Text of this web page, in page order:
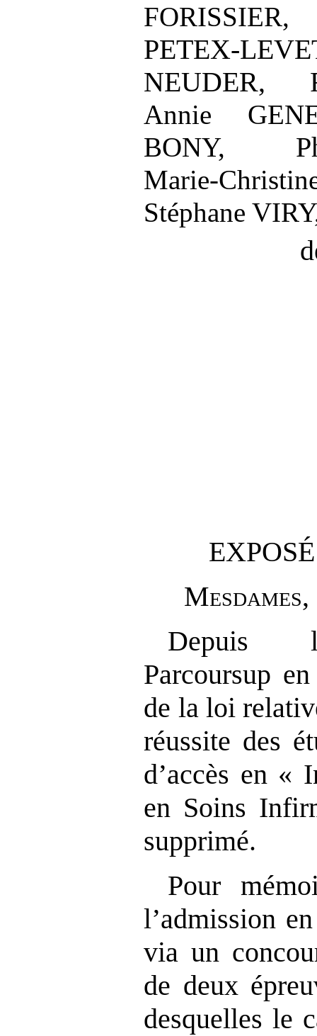
NEUDER,
Annie
BONY,
Marie‑
Stéphane
Mesdames
Depuis
Parcoursup
de la loi
réussite des
d’accès en «
en Soins
supprimé.
Pour
l’admission
via un
de deux
desquelles le